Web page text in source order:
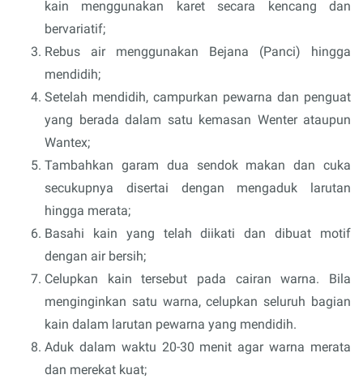
kain menggunakan karet secara kencang dan
bervariatif;
Rebus air menggunakan Bejana (Panci) hingga
mendidih;
Setelah mendidih, campurkan pewarna dan penguat
yang berada dalam satu kemasan Wenter ataupun
Wantex;
Tambahkan garam dua sendok makan dan cuka
secukupnya disertai dengan mengaduk larutan
hingga merata;
Basahi kain yang telah diikati dan dibuat motif
dengan air bersih;
Celupkan kain tersebut pada cairan warna. Bila
menginginkan satu warna, celupkan seluruh bagian
kain dalam larutan pewarna yang mendidih.
Aduk dalam waktu 20-30 menit agar warna merata
dan merekat kuat;